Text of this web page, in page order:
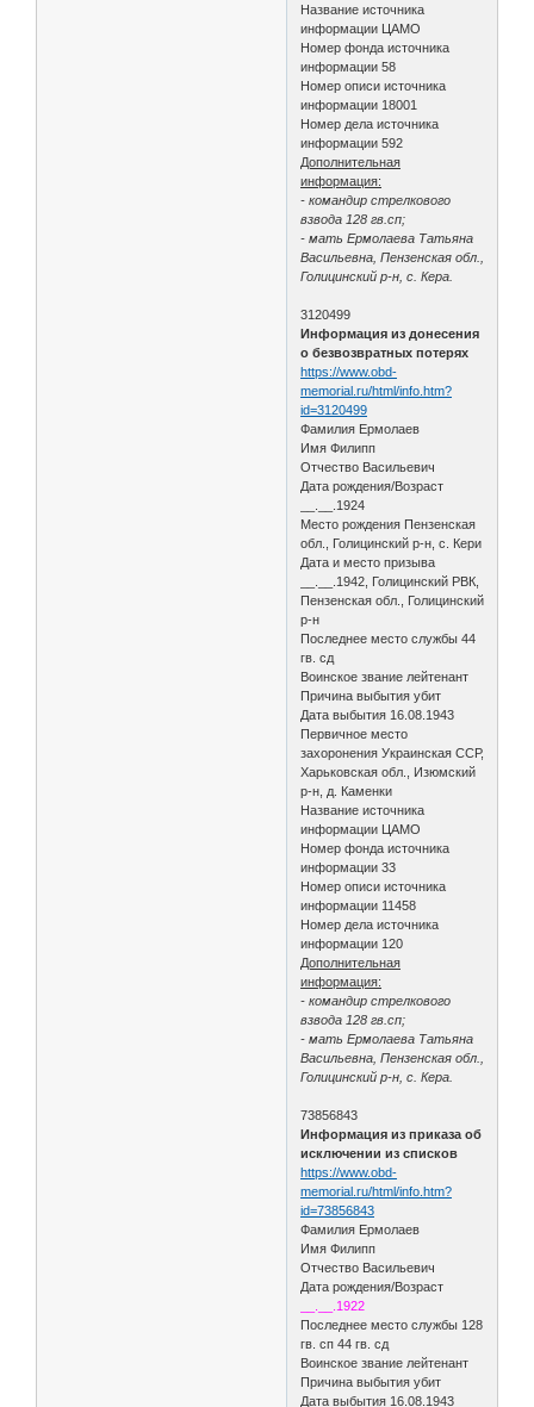
Название источника
информации ЦАМО
Номер фонда источника
информации 58
Номер описи источника
информации 18001
Номер дела источника
информации 592
Дополнительная
информация:
- командир стрелкового
взвода 128 гв.сп;
- мать Ермолаева Татьяна
Васильевна, Пензенская обл.,
Голицинский р-н, с. Кера.
3120499
Информация из донесения
о безвозвратных потерях
https://www.obd-
memorial.ru/html/info.htm?
id=3120499
Фамилия Ермолаев
Имя Филипп
Отчество Васильевич
Дата рождения/Возраст
__.__.1924
Место рождения Пензенская
обл., Голицинский р-н, с. Кери
Дата и место призыва
__.__.1942, Голицинский РВК,
Пензенская обл., Голицинский
р-н
Последнее место службы 44
гв. сд
Воинское звание лейтенант
Причина выбытия убит
Дата выбытия 16.08.1943
Первичное место
захоронения Украинская ССР,
Харьковская обл., Изюмский
р-н, д. Каменки
Название источника
информации ЦАМО
Номер фонда источника
информации 33
Номер описи источника
информации 11458
Номер дела источника
информации 120
Дополнительная
информация:
- командир стрелкового
взвода 128 гв.сп;
- мать Ермолаева Татьяна
Васильевна, Пензенская обл.,
Голицинский р-н, с. Кера.
73856843
Информация из приказа об
исключении из списков
https://www.obd-
memorial.ru/html/info.htm?
id=73856843
Фамилия Ермолаев
Имя Филипп
Отчество Васильевич
Дата рождения/Возраст
__.__.1922
Последнее место службы 128
гв. сп 44 гв. сд
Воинское звание лейтенант
Причина выбытия убит
Дата выбытия 16.08.1943